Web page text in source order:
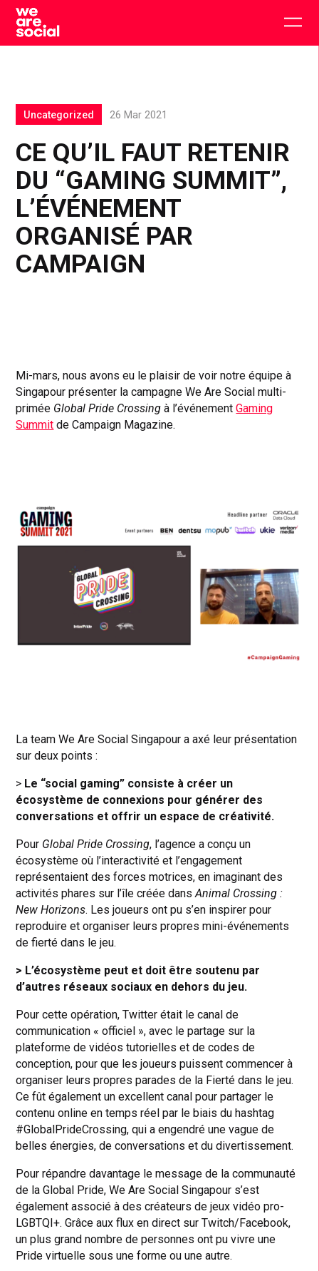
Skip
content
CE QU’IL FAUT RETENIR
DU “GAMING SUMMIT”,
L’ÉVÉNEMENT
ORGANISÉ PAR
CAMPAIGN
Uncategorized 26 Mar 2021
Mi-mars, nous avons eu le plaisir de voir notre équipe à
Singapour présenter la campagne We Are Social multi-
primée Global Pride Crossing à l’événementGaming
Summit de Campaign Magazine.
La team We Are Social Singapour a axé leur présentation
sur deux points :
> Le “social gaming” consiste à créer un
écosystème de connexions pour générer des
conversations et offrir un espace de créativité.
Pour Global Pride Crossing, l’agence a conçu un
écosystème où l’interactivité et l’engagement
représentaient des forces motrices, en imaginant des
activités phares sur l’île créée dansAnimal Crossing :
New Horizons. Les joueurs ont pu s’en inspirer pour
reproduire et organiser leurs propres mini-événements
de fierté dans le jeu.
> L’écosystème peut et doit être soutenu par
d’autres réseaux sociaux en dehors du jeu.
Pour cette opération, Twitter était le canal de
communication « officiel », avec le partage sur la
plateforme de vidéos tutorielles et de codes de
conception, pour que les joueurs puissent commencer à
organiser leurs propres parades de la Fierté dans le jeu.
Ce fût également un excellent canal pour partager le
contenu online en temps réel par le biais du hashtag
#GlobalPrideCrossing, qui a engendré une vague de
belles énergies, de conversations et du divertissement.
Pour répandre davantage le message de la communauté
de la Global Pride, We Are Social Singapour s’est
également associé à des créateurs de jeux vidéo pro-
LGBTQI+. Grâce aux flux en direct sur Twitch/Facebook,
un plus grand nombre de personnes ont pu vivre une
Pride virtuelle sous une forme ou une autre.